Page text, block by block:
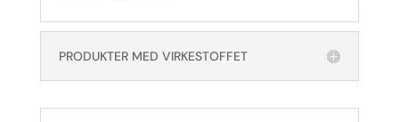
PRODUKTER MED VIRKESTOFFET